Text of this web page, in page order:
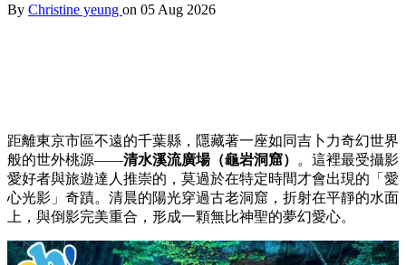
By Christine yeung on 05 Aug 2026
距離東京市區不遠的千葉縣，隱藏著一座如同吉卜力奇幻世界
般的世外桃源——清水溪流廣場（龜岩洞窟）
。這裡最受攝影
愛好者與旅遊達人推崇的，莫過於在特定時間才會出現的「愛
心光影」奇蹟。清晨的陽光穿過古老洞窟，折射在平靜的水面
上，與倒影完美重合，形成一顆無比神聖的夢幻愛心。